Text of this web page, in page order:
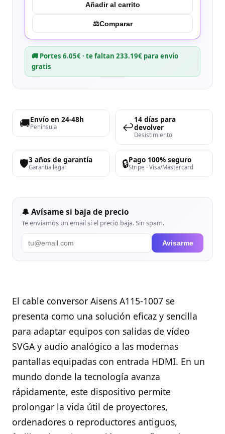
Añadir al carrito
⚖︎Comparar
🚚 Portes 6.05€ · te faltan 233.19€ para envío
gratis
🚚Envío en 24-48h
Península ↩️
14 días para
devolver
Desistimiento
🛡️3 años de garantía
Garantía legal 🔒Pago 100% seguro
Stripe · Visa/Mastercard
🔔 Avísame si baja de precio
Te enviamos un email si el precio baja. Sin spam.
Avisarme
El cable conversor Aisens A115-1007 se
presenta como una solución eficaz y sencilla
para adaptar equipos con salidas de vídeo
SVGA y audio analógico a las modernas
pantallas equipadas con entrada HDMI. En un
mundo donde la tecnología avanza
rápidamente, este dispositivo permite
prolongar la vida útil de proyectores,
ordenadores o reproductores antiguos,